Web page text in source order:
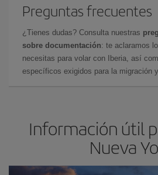
Preguntas frecuentes
¿Tienes dudas? Consulta nuestras
sobre documentación: te aclaramos
necesitas para volar con Iberia, así
específicos exigidos para la migración
Información útil
Nueva